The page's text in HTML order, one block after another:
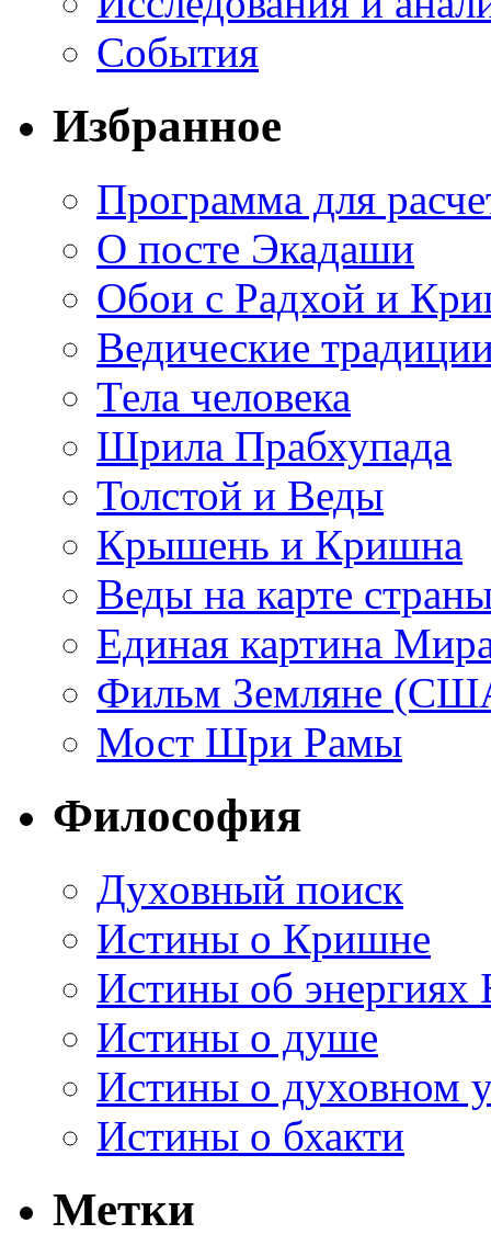
События
Избранное
Программа для
О посте Экадаши
Обои с Радхой и
Ведические
Тела человека
Шрила Прабхупада
Толстой и Веды
Крышень и Кришна
Веды на карте
Единая картина
Фильм Земляне
Мост Шри Рамы
Философия
Духовный поиск
Истины о Кришне
Истины об энергиях
Истины о душе
Истины о духовном
Истины о бхакти
Метки